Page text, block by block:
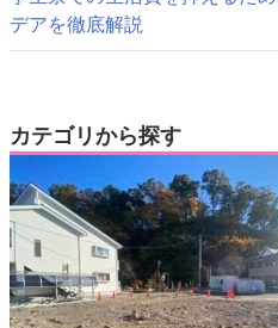
デアを徹底解説
カテゴリから探す